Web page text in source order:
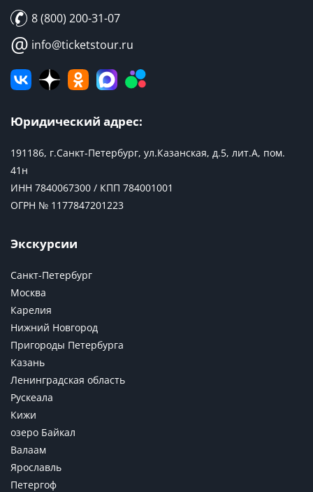
8 (800) 200-31-07
@ info@ticketstour.ru
Юридический адрес:
191186, г.Санкт-Петербург, ул.Казанская, д.5, лит.А, пом.
41н
ИНН 7840067300 / КПП 784001001
ОГРН № 1177847201223
Экскурсии
Санкт-Петербург
Москва
Карелия
Нижний Новгород
Пригороды Петербурга
Казань
Ленинградская область
Рускеала
Кижи
озеро Байкал
Валаам
Ярославль
Петергоф